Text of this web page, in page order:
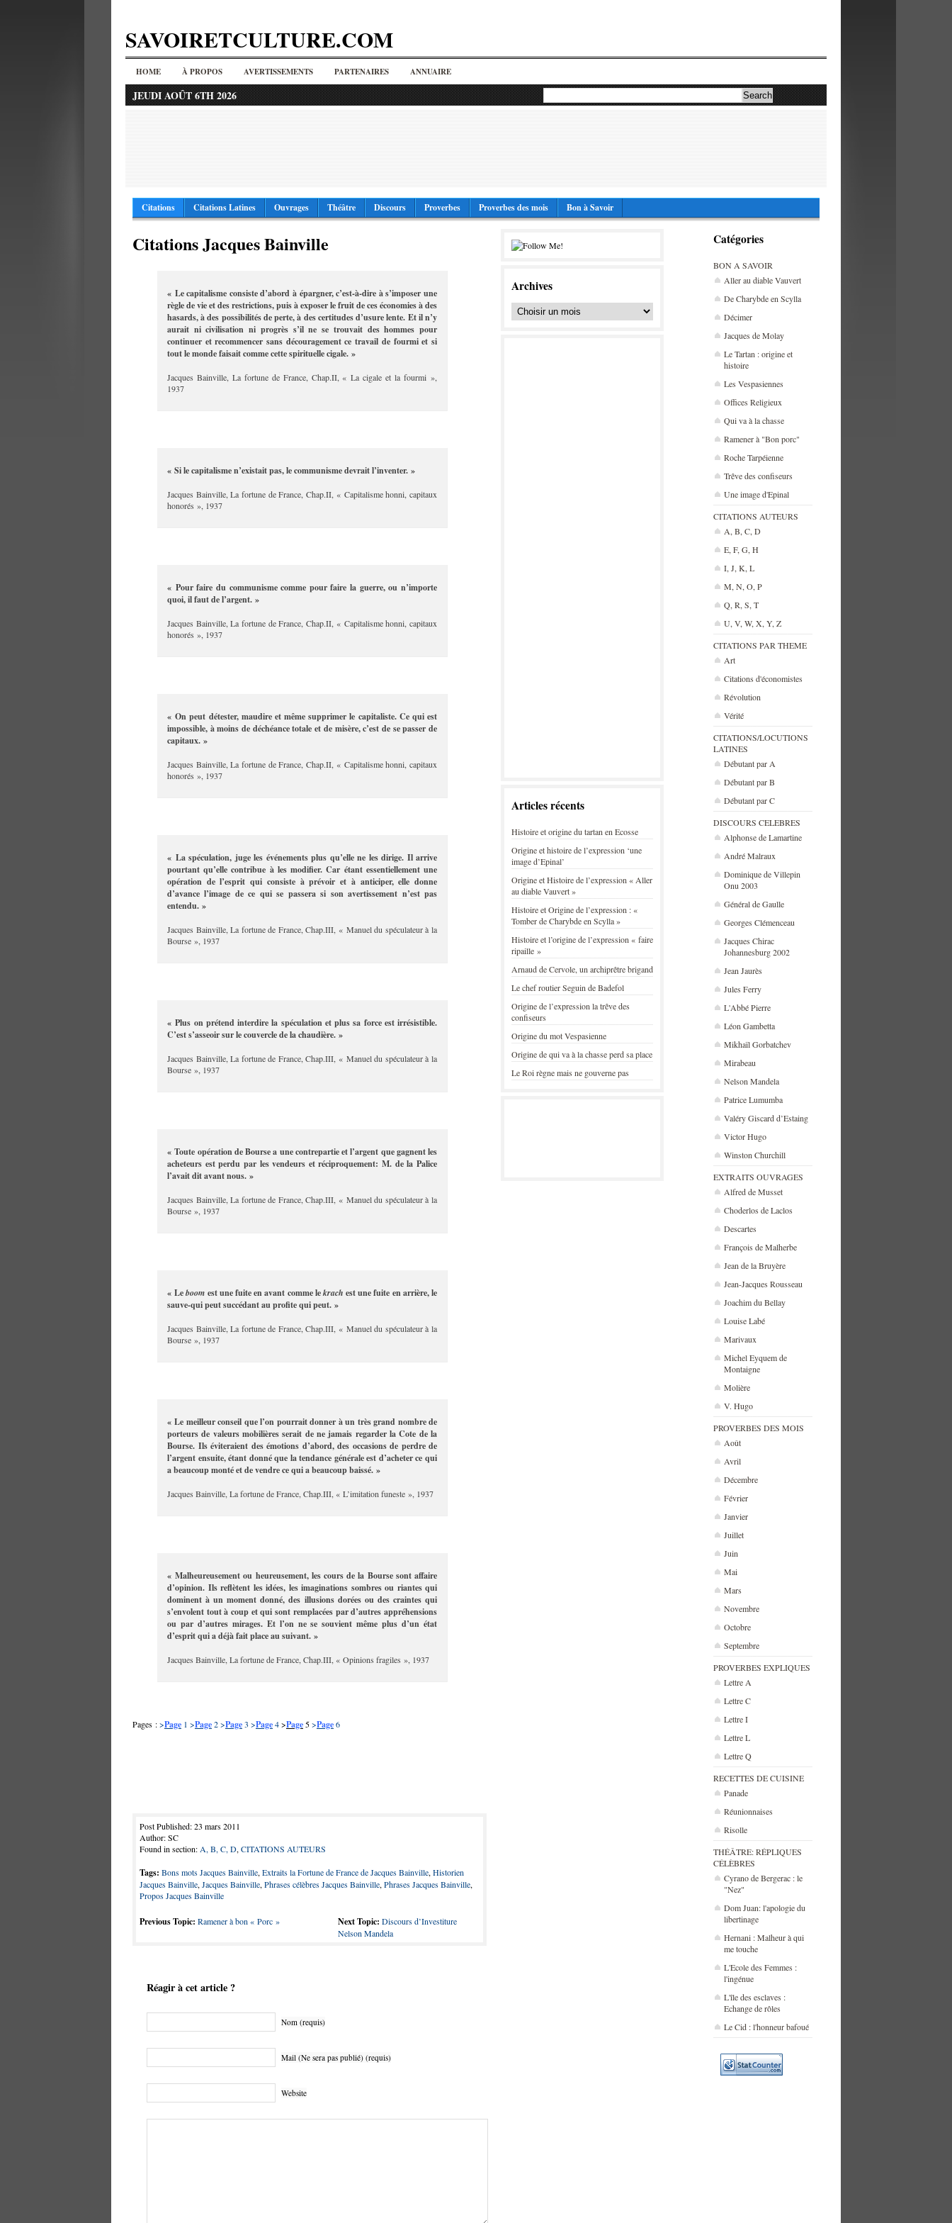
SAVOIRETCULTURE.COM
HOME À PROPOS AVERTISSEMENTS PARTENAIRES ANNUAIRE
JEUDI AOÛT 6TH 2026
Citations Citations Latines Ouvrages Théâtre Discours Proverbes Proverbes des mois Bon à Savoir
Catégories
BON A SAVOIR
Aller au diable Vauvert
De Charybde en Scylla
Décimer
Jacques de Molay
Le Tartan : origine et
histoire
Les Vespasiennes
Offices Religieux
Qui va à la chasse
Ramener à "Bon porc"
Roche Tarpéienne
Trêve des confiseurs
Une image d'Epinal
CITATIONS AUTEURS
A, B, C, D
E, F, G, H
I, J, K, L
M, N, O, P
Q, R, S, T
U, V, W, X, Y, Z
CITATIONS PAR THEME
Art
Citations d'économistes
Révolution
Vérité
CITATIONS/LOCUTIONS
LATINES
Débutant par A
Débutant par B
Débutant par C
DISCOURS CELEBRES
Alphonse de Lamartine
André Malraux
Dominique de Villepin
Onu 2003
Général de Gaulle
Georges Clémenceau
Jacques Chirac
Johannesburg 2002
Jean Jaurès
Jules Ferry
L'Abbé Pierre
Léon Gambetta
Mikhaïl Gorbatchev
Mirabeau
Nelson Mandela
Patrice Lumumba
Valéry Giscard d’Estaing
Victor Hugo
Winston Churchill
EXTRAITS OUVRAGES
Alfred de Musset
Choderlos de Laclos
Descartes
François de Malherbe
Jean de la Bruyère
Jean-Jacques Rousseau
Joachim du Bellay
Louise Labé
Marivaux
Michel Eyquem de
Montaigne
Molière
V. Hugo
PROVERBES DES MOIS
Août
Avril
Décembre
Février
Janvier
Juillet
Juin
Mai
Mars
Novembre
Octobre
Septembre
PROVERBES EXPLIQUES
Lettre A
Lettre C
Lettre I
Lettre L
Lettre Q
RECETTES DE CUISINE
Panade
Réunionnaises
Risolle
THÉÂTRE: RÉPLIQUES
CÉLÈBRES
Cyrano de Bergerac : le
"Nez"
Dom Juan: l'apologie du
libertinage
Hernani : Malheur à qui
me touche
L'Ecole des Femmes :
l'ingénue
L'île des esclaves :
Echange de rôles
Le Cid : l'honneur bafoué
Citations Jacques Bainville
« Le capitalisme consiste d’abord à épargner, c’est-à-dire à s’imposer une
règle de vie et des restrictions, puis à exposer le fruit de ces économies à des
hasards, à des possibilités de perte, à des certitudes d’usure lente. Et il n’y
aurait ni civilisation ni progrès s’il ne se trouvait des hommes pour
continuer et recommencer sans découragement ce travail de fourmi et si
tout le monde faisait comme cette spirituelle cigale. »
Jacques Bainville, La fortune de France, Chap.II, « La cigale et la fourmi »,
1937
« Si le capitalisme n’existait pas, le communisme devrait l’inventer. »
Jacques Bainville, La fortune de France, Chap.II, « Capitalisme honni, capitaux
honorés », 1937
« Pour faire du communisme comme pour faire la guerre, ou n’importe
quoi, il faut de l’argent. »
Jacques Bainville, La fortune de France, Chap.II, « Capitalisme honni, capitaux
honorés », 1937
« On peut détester, maudire et même supprimer le capitaliste. Ce qui est
impossible, à moins de déchéance totale et de misère, c’est de se passer de
capitaux. »
Jacques Bainville, La fortune de France, Chap.II, « Capitalisme honni, capitaux
honorés », 1937
« La spéculation, juge les événements plus qu’elle ne les dirige. Il arrive
pourtant qu’elle contribue à les modifier. Car étant essentiellement une
opération de l’esprit qui consiste à prévoir et à anticiper, elle donne
d’avance l’image de ce qui se passera si son avertissement n’est pas
entendu. »
Jacques Bainville, La fortune de France, Chap.III, « Manuel du spéculateur à la
Bourse », 1937
« Plus on prétend interdire la spéculation et plus sa force est irrésistible.
C’est s’asseoir sur le couvercle de la chaudière. »
Jacques Bainville, La fortune de France, Chap.III, « Manuel du spéculateur à la
Bourse », 1937
« Toute opération de Bourse a une contrepartie et l’argent que gagnent les
acheteurs est perdu par les vendeurs et réciproquement: M. de la Palice
l’avait dit avant nous. »
Jacques Bainville, La fortune de France, Chap.III, « Manuel du spéculateur à la
Bourse », 1937
« Leboom est une fuite en avant comme lekrachest une fuite en arrière, le
sauve-qui peut succédant au profite qui peut. »
Jacques Bainville, La fortune de France, Chap.III, « Manuel du spéculateur à la
Bourse », 1937
« Le meilleur conseil que l’on pourrait donner à un très grand nombre de
porteurs de valeurs mobilières serait de ne jamais regarder la Cote de la
Bourse. Ils éviteraient des émotions d’abord, des occasions de perdre de
l’argent ensuite, étant donné que la tendance générale est d’acheter ce qui
a beaucoup monté et de vendre ce qui a beaucoup baissé. »
Jacques Bainville, La fortune de France, Chap.III, « L’imitation funeste », 1937
« Malheureusement ou heureusement, les cours de la Bourse sont affaire
d’opinion. Ils reflètent les idées, les imaginations sombres ou riantes qui
dominent à un moment donné, des illusions dorées ou des craintes qui
s’envolent tout à coup et qui sont remplacées par d’autres appréhensions
ou par d’autres mirages. Et l’on ne se souvient même plus d’un état
d’esprit qui a déjà fait place au suivant. »
Jacques Bainville, La fortune de France, Chap.III, « Opinions fragiles », 1937
Pages :>Page 1 >Page2>Page3 >Page4>Page 5>Page6
Post Published: 23 mars 2011
Author: SC
Found in section: A, B, C, D, CITATIONS AUTEURS
Tags: Bons mots Jacques Bainville, Extraits la Fortune de France de Jacques Bainville, Historien
Jacques Bainville, Jacques Bainville, Phrases célèbres Jacques Bainville, Phrases Jacques Bainville,
Propos Jacques Bainville
Previous Topic: Ramener à bon « Porc » Next Topic: Discours d’Investiture
Nelson Mandela
Réagir à cet article ?
Nom (requis)
Mail (Ne sera pas publié) (requis)
Website
Archives
Articles récents
Histoire et origine du tartan en Ecosse
Origine et histoire de l’expression ‘une
image d’Epinal’
Origine et Histoire de l’expression « Aller
au diable Vauvert »
Histoire et Origine de l’expression : «
Tomber de Charybde en Scylla »
Histoire et l’origine de l’expression « faire
ripaille »
Arnaud de Cervole, un archiprêtre brigand
Le chef routier Seguin de Badefol
Origine de l’expression la trêve des
confiseurs
Origine du mot Vespasienne
Origine de qui va à la chasse perd sa place
Le Roi règne mais ne gouverne pas